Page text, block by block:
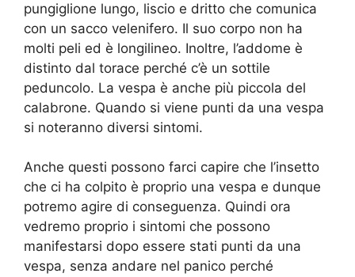
pungiglione lungo, liscio e dritto che comunica
con un sacco velenifero. Il suo corpo non ha
molti peli ed è longilineo. Inoltre, l’addome è
distinto dal torace perché c’è un sottile
peduncolo. La vespa è anche più piccola del
calabrone. Quando si viene punti da una vespa
si noteranno diversi sintomi.
Anche questi possono farci capire che l’insetto
che ci ha colpito è proprio una vespa e dunque
potremo agire di conseguenza. Quindi ora
vedremo proprio i sintomi che possono
manifestarsi dopo essere stati punti da una
vespa, senza andare nel panico perché